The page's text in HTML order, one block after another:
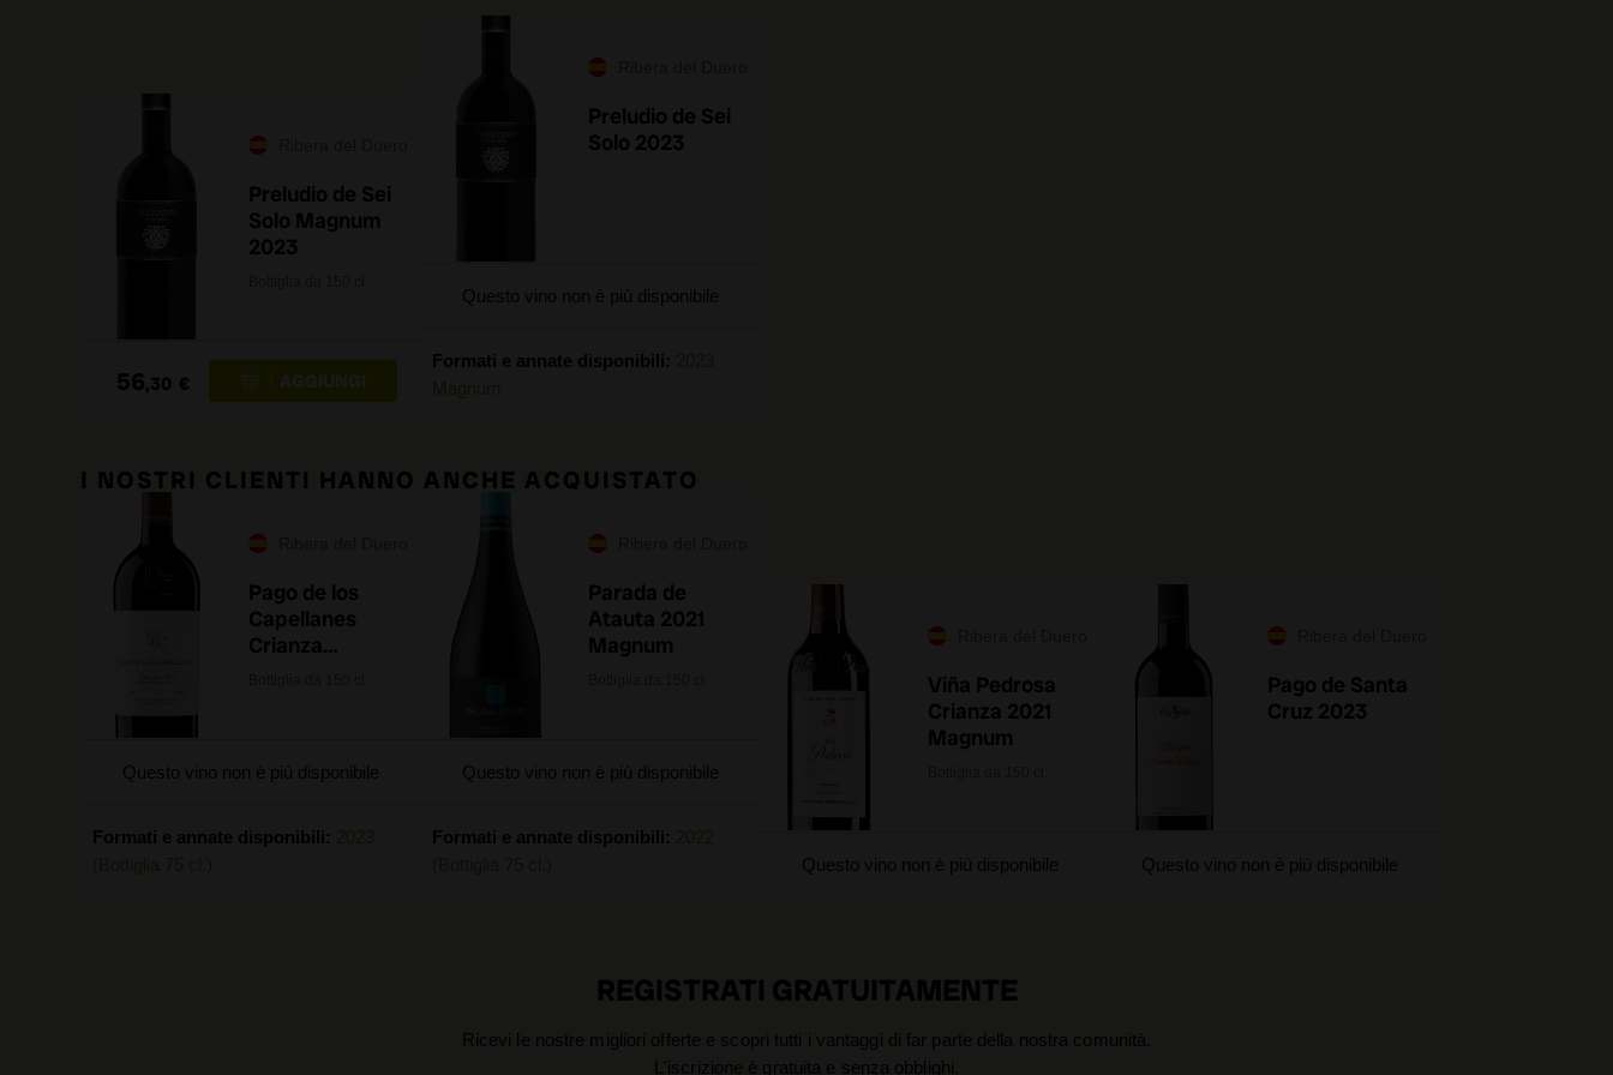
Preludio de Sei
Solo Magnum
2023
56,30 €
Preludio de Sei
Solo 2023
Questo vino non è più disponibile
Formati e annate disponibili:
I NOSTRI CLIENTI HANNO ANCHE ACQUISTATO
Pago de los
Capellanes
Crianza
Questo vino non è più disponibile
Formati e annate disponibili:
Parada de
Atauta 2021
Magnum
Questo vino non è più disponibile
Formati e annate disponibili:
Viña Pedrosa
Crianza 2021
Magnum
Questo vino non è più disponibile
Pago de Santa
Cruz 2023
Questo vino non è più disponibile
REGISTRATI GRATUITAMENTE
Ricevi le nostre migliori offerte e scopri tutti i vantaggi di far parte della nostra comunità.
L'iscrizione è gratuita e senza obblighi.